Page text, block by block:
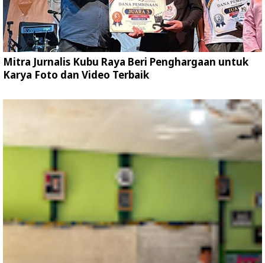
Mitra Jurnalis Kubu Raya Beri Penghargaan untuk
Karya Foto dan Video Terbaik